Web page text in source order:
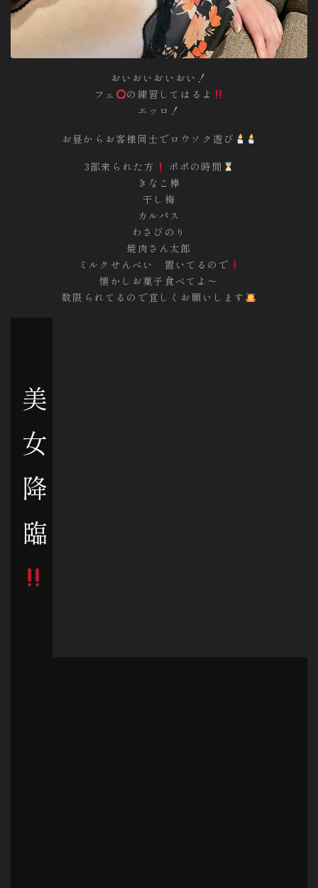
おいおいおいおい！
フェ
の練習してはるよ
エッロ！
お昼からお客様同士でロウソク遊び
3部来られた方
ポポの時間
きなこ棒
干し梅
カルパス
わさびのり
焼肉さん太郎
ミルクせんべい 置いてるので
懐かしお菓子食べてよ〜
数限られてるので宜しくお願いします
美
女
降
臨